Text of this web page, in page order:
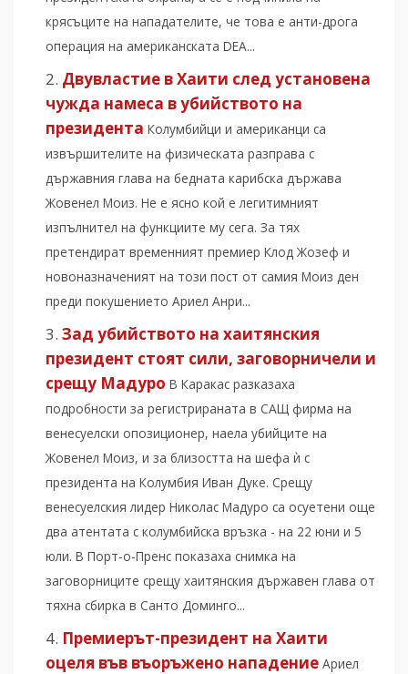
крясъците на нападателите, че това е анти-дрога
операция на американската DEA...
Двувластие в Хаити след установена
чужда намеса в убийството на
президента Колумбийци и американци са
извършителите на физическата разправа с
държавния глава на бедната карибска държава
Жовенел Моиз. Не е ясно кой е легитимният
изпълнител на функциите му сега. За тях
претендират временният премиер Клод Жозеф и
новоназначеният на този пост от самия Моиз ден
преди покушението Ариел Анри...
Зад убийството на хаитянския
президент стоят сили, заговорничели и
срещу Мадуро В Каракас разказаха
подробности за регистрираната в САЩ фирма на
венесуелски опозиционер, наела убийците на
Жовенел Моиз, и за близостта на шефа ѝ с
президента на Колумбия Иван Дуке. Срещу
венесуелския лидер Николас Мадуро са осуетени още
два атентата с колумбийска връзка - на 22 юни и 5
юли. В Порт-о-Пренс показаха снимка на
заговорниците срещу хаитянския държавен глава от
тяхна сбирка в Санто Доминго...
Премиерът-президент на Хаити
оцеля във въоръжено нападение Ариел